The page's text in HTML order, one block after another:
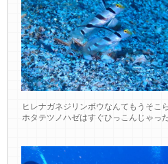
ヒレナガネジリンボウなんてもうそこ
ホタテツノハゼはすぐひっこんじゃっ